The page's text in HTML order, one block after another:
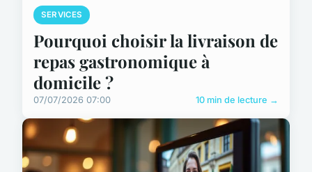
SERVICES
Pourquoi choisir la livraison de
repas gastronomique à
domicile ?
07/07/2026 07:00 10 min de lecture →